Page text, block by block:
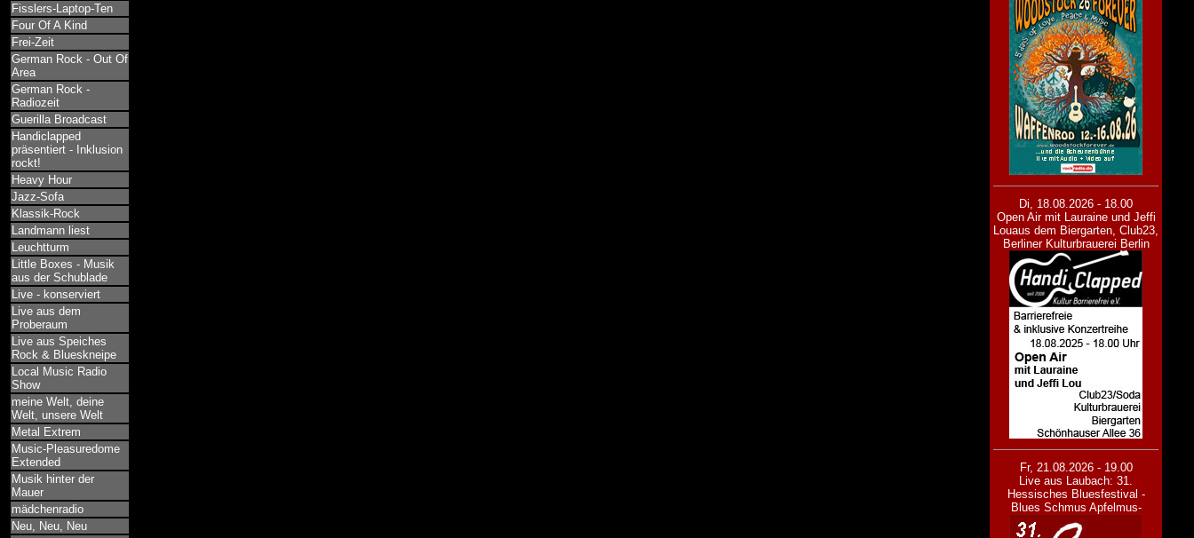
Fisslers-Laptop-Ten
Four Of A Kind
Frei-Zeit
German Rock - Out Of
Area
German Rock -
Radiozeit
Guerilla Broadcast
Handiclapped
präsentiert - Inklusion
rockt!
Heavy Hour
Jazz-Sofa
Klassik-Rock
Landmann liest
Leuchtturm
Little Boxes - Musik
aus der Schublade
Live - konserviert
Live aus dem
Proberaum
Live aus Speiches
Rock & Blueskneipe
Local Music Radio
Show
meine Welt, deine
Welt, unsere Welt
Metal Extrem
Music-Pleasuredome
Extended
Musik hinter der
Mauer
mädchenradio
Neu, Neu, Neu
Di, 18.08.2026 - 18.00
Open Air mit Lauraine und Jeffi
Louaus dem Biergarten, Club23,
Berliner Kulturbrauerei Berlin
Fr, 21.08.2026 - 19.00
Live aus Laubach: 31.
Hessisches Bluesfestival -
Blues Schmus Apfelmus-